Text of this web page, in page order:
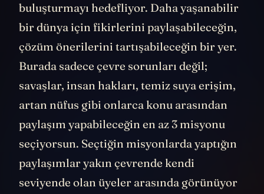
buluşturmayı hedefliyor. Daha yaşanabilir
bir dünya için fikirlerini paylaşabileceğin,
çözüm önerilerini tartışabileceğin bir yer.
Burada sadece çevre sorunları değil;
savaşlar, insan hakları, temiz suya erişim,
artan nüfus gibi onlarca konu arasından
paylaşım yapabileceğin en az 3 misyonu
seçiyorsun. Seçtiğin misyonlarda yaptığın
paylaşımlar yakın çevrende kendi
seviyende olan üyeler arasında görünüyor